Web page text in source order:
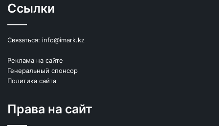
Ссылки
Связаться: info@imark.kz
Реклама на сайте
Генеральный спонсор
Политика сайта
Права на сайт